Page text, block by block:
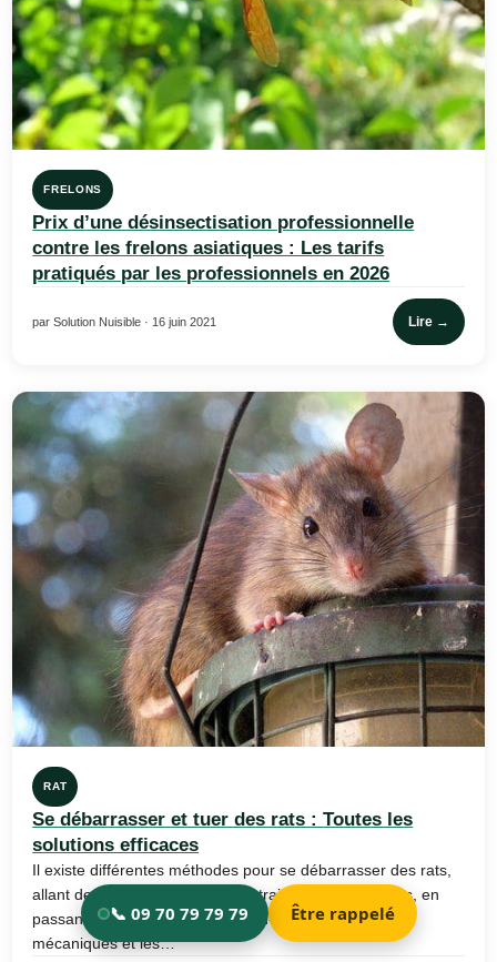
FRELONS
Prix d’une désinsectisation professionnelle
contre les frelons asiatiques : Les tarifs
pratiqués par les professionnels en 2026
par Solution Nuisible · 16 juin 2021 Lire →
RAT
Se débarrasser et tuer des rats : Toutes les
solutions efficaces
Il existe différentes méthodes pour se débarrasser des rats,
allant des répulsifs naturels aux traitements chimiques, en
passant par les recettes de grand-mère, les pièges
mécaniques et les…